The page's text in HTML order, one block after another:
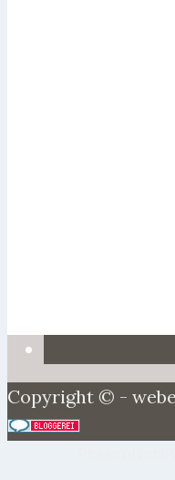
Copyright © -